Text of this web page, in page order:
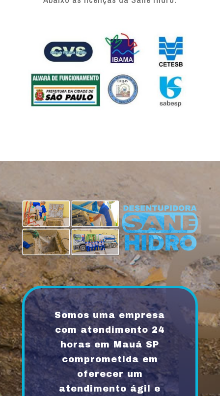
Somos uma empresa
com atendimento 24
horas em Mauá SP
comprometida em
oferecer um
atendimento ágil e